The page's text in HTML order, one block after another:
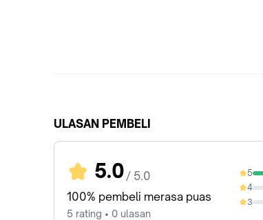
ULASAN PEMBELI
5.0 / 5.0
100% pembeli merasa puas
5 rating • 0 ulasan
5
100%
4
0%
3
0%